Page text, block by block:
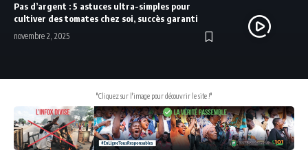
Pas d’argent : 5 astuces ultra-simples pour
cultiver des tomates chez soi, succès garanti
novembre 2, 2025
"Cliquez sur l'image pour découvrir le site !"